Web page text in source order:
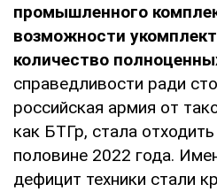
промышленного
возможности
количество
справедливости ради
российская армия от
как БТГр, стала
половине 2022 года.
дефицит техники стали